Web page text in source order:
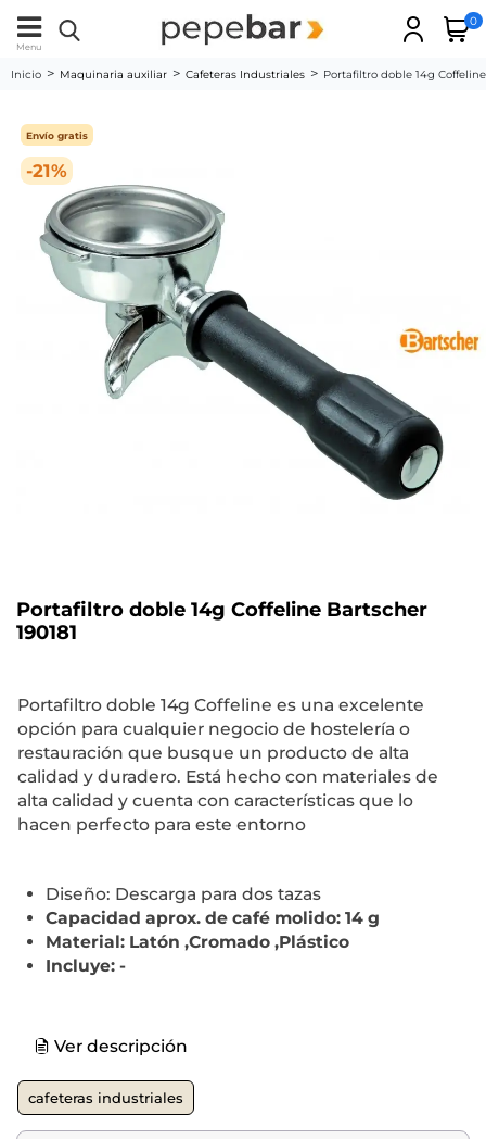
Menu
0
Inicio Maquinaria auxiliar Cafeteras Industriales Portafiltro doble 14g
-21%
Envío gratis
Portafiltro doble 14g Coffeline Bartscher
190181
Portafiltro doble 14g Coffeline es una excelente
opción para cualquier negocio de hostelería o
restauración que busque un producto de alta
calidad y duradero. Está hecho con materiales de
alta calidad y cuenta con características que lo
hacen perfecto para este entorno
Diseño: Descarga para dos tazas
Capacidad aprox. de café molido: 14 g
Material: Latón ,Cromado ,Plástico
Incluye: -
Ver descripción
cafeteras industriales